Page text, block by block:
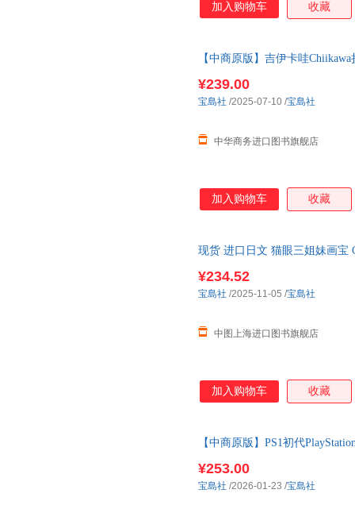
加入购物车 收藏
【中商原版】吉伊卡哇
¥239.00
中华商务进口图书旗舰店
宝島社 /2025-07-10 /宝島社
加入购物车 收藏
现货 进口日文 猫眼三姐妹画宝
¥234.52
中图上海进口图书旗舰店
宝島社 /2025-11-05 /宝島社
加入购物车 收藏
【中商原版】PS1初代
¥253.00
宝島社 /2026-01-23 /宝島社